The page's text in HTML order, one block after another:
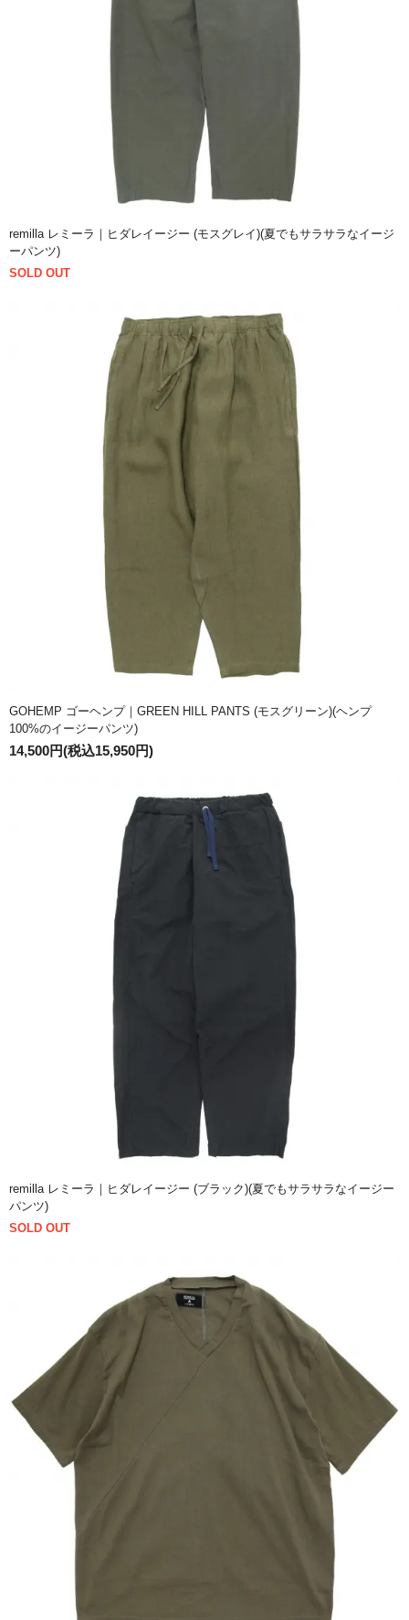
remilla レミーラ｜ヒダレイージー (モスグレイ)(夏でもサラサラなイージ
ーパンツ)
SOLD OUT
GOHEMP ゴーヘンプ｜GREEN HILL PANTS (モスグリーン)(ヘンプ
100%のイージーパンツ)
14,500円(税込15,950円)
remilla レミーラ｜ヒダレイージー (ブラック)(夏でもサラサラなイージー
パンツ)
SOLD OUT